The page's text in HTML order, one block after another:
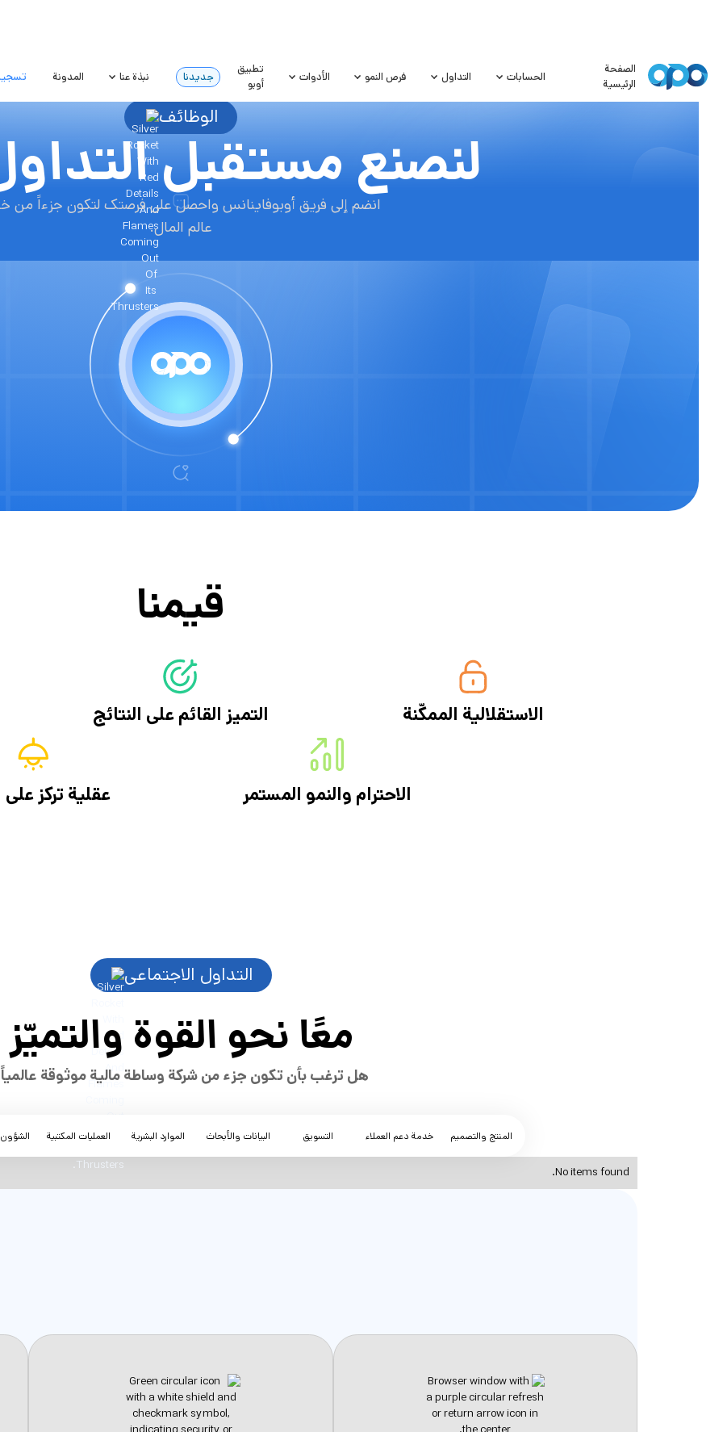
الصفحة
الرئيسية
الحسابات التداول فرص النمو الأدوات
تطبيق
أوبو
جديدنا نبذة عنا المدونة
الوظائف
لنصنع مستقبل
انضم إلى فريق أوبوفاينانس واحصل على فرصتك لتكون جزءاً من
عالم المال.
قيمنا
الاستقلالية الممكّنة التميز القائم على النتائج
الاحترام والنمو المستمر عقلية تركز على
التداول الاجتماعي
معًا نحو القوة والتميّز
هل ترغب بأن تكون جزء من شركة وساطة مالية موثوقة
المنتج والتصميم خدمة دعم العملاء التسويق البيانات والأبحاث الموارد البشرية العمليات المكتبية الشؤون
No items found.